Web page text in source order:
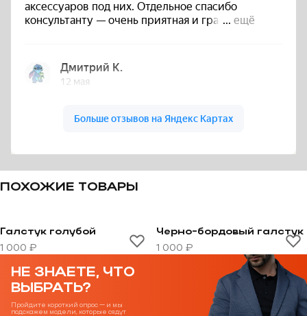
ПОХОЖИЕ ТОВАРЫ
Перейти к товару Галстук голубой
Галстук голубой
1 000 ₽
Перейти к товару Черно-
Черно-бордовый галстук
1 000 ₽
НЕ ЗНАЕТЕ, ЧТО
ВЫБРАТЬ?
Пройдите короткий опрос — и мы
подскажем модели, которые сядут